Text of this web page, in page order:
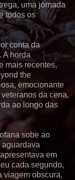
uma jornada
todos os
conta da
A horda
mais recentes,
the
emocionante
da cena,
ao longo das
sobe ao
em
cada segundo,
viagem obscura,